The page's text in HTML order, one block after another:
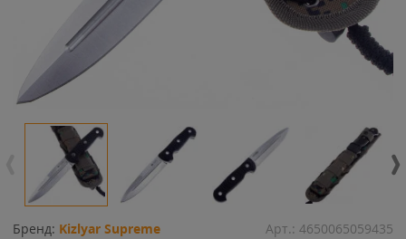
Бренд: Kizlyar Supreme Арт.: 4650065059435